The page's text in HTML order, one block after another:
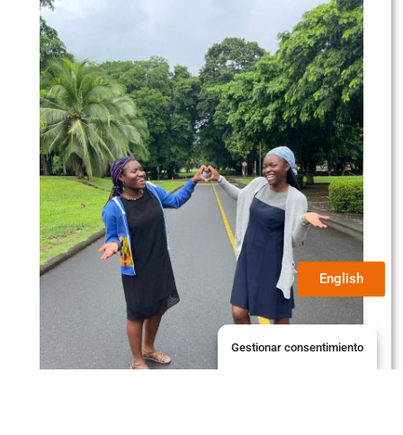
English
Gestionar consentimiento